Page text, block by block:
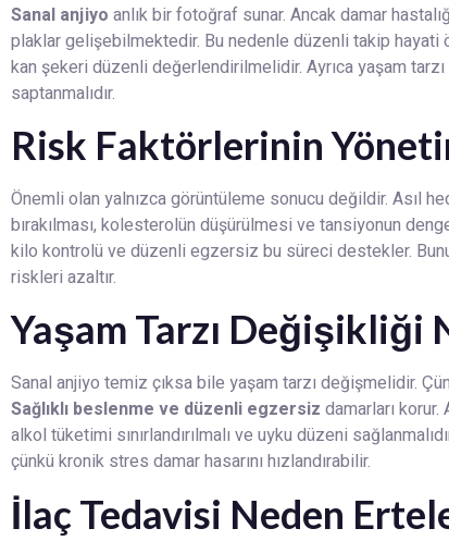
Sanal anjiyo anlık bir fotoğraf sunar. Ancak damar
plaklar gelişebilmektedir. Bu nedenle düzenli takip hayati
kan şekeri düzenli değerlendirilmelidir. Ayrıca yaşam
saptanmalıdır.
Risk Faktörlerinin
Önemli olan yalnızca görüntüleme sonucu değildir. Asıl
bırakılması, kolesterolün düşürülmesi ve tansiyonun
kilo kontrolü ve düzenli egzersiz bu süreci destekler.
riskleri azaltır.
Yaşam Tarzı Değişikliği
Sanal anjiyo temiz çıksa bile yaşam tarzı değişmelidir.
Sağlıklı beslenme ve düzenli egzersiz damarları
alkol tüketimi sınırlandırılmalı ve uyku düzeni
çünkü kronik stres damar hasarını hızlandırabilir.
İlaç Tedavisi Neden